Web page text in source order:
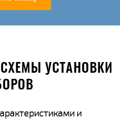
УСТАНОВКИ
и